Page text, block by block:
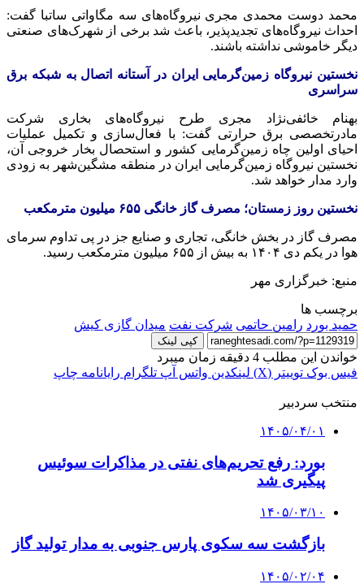
محمد دوست محمدی مجری نیروگاه‌های سه مگاواتی ساتبا گفت:
احداث نیروگاه‌های تجدیدپذیر ، باعث شد برخی از شهرک‌های صنعتی
دیگر خاموشی نداشته باشند.
نخستین نیروگاه زمین‌گرمایی ایران در آستانه اتصال به شبکه برق
سراسری
بهنام خائفی‌نژاد مجری طرح نیروگاه‌های بخاری شرکت
مادرتخصصی برق حرارتی گفت: با فعال‌سازی و تکمیل عملیات
احیای اولین چاه زمین‌گرمایی کشور و استحصال بخار خروجی آن،
نخستین نیروگاه زمین‌گرمایی ایران در منطقه مشگین‌شهر
به زودی
وارد مدار خواهد شد.
نخستین روز زمستان؛ مصرف گاز خانگی میلیون مترمکعب
مصرف گاز در بخش خانگی، تجاری و صنایع جز در پی تداوم سرمای
هوا در یکم دی ۱۴۰۴ به بیش از ۶۵۵ میلیون مترمکعب رسید.
منبع: خبرگزاری مهر
برچسب ها
حمید بورد رامین حاتمی شرکت نفت میدان گازی کیش
کپی لینک
خواندن این مطلب 4 دقیقه زمان میبرد
فیس بوک توییتر (X) لینکدین واتس آپ تلگرام رایانامه چاپ
منتخب سردبیر
۱۴۰۵/۰۴/۰۱
بورد: رفع تحریم‌های نفتی در مذاکرات سوئیس
پیگیری شد
۱۴۰۵/۰۳/۱۰
بازگشت سه سکوی پارس جنوبی به مدار تولید گاز
۱۴۰۵/۰۲/۰۴